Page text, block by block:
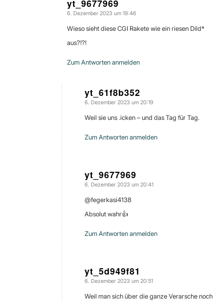
yt_9677969
sagte:
6. Dezember 2023 um 19:46
Wieso sieht diese CGI Rakete wie ein riesen Dild*
aus?!?!
Zum Antworten anmelden
yt_61f8b352
sagte:
6. Dezember 2023 um 20:19
Weil sie uns .icken – und das Tag für Tag.
Zum Antworten anmelden
yt_9677969
sagte:
6. Dezember 2023 um 20:41
@fegerkasi4138
Absolut wahr👍
Zum Antworten anmelden
yt_5d949f81
sagte:
6. Dezember 2023 um 20:51
Weil man sich über die ganze Verarsche noch